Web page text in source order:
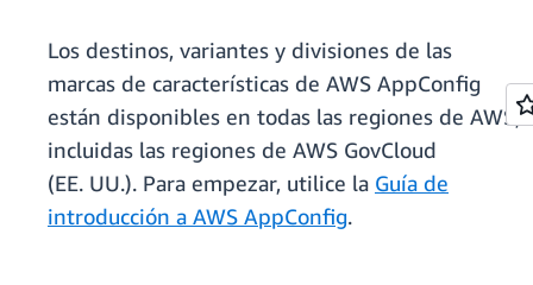
Los destinos, variantes y divisiones de las
marcas de características de AWS AppConfig
están disponibles en todas las regiones de AWS,
incluidas las regiones de AWS GovCloud
(EE. UU.). Para empezar, utilice la Guía de
introducción a AWS AppConfig.